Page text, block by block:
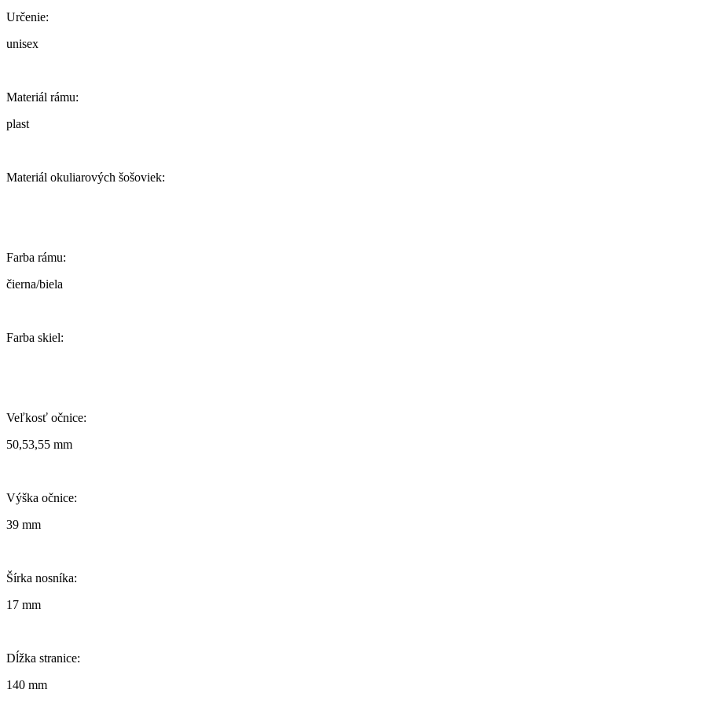
Určenie:
unisex
Materiál rámu:
plast
Materiál okuliarových šošoviek:
Farba rámu:
čierna/biela
Farba skiel:
Veľkosť očnice:
50,53,55 mm
Výška očnice:
39 mm
Šírka nosníka:
17 mm
Dĺžka stranice:
140 mm